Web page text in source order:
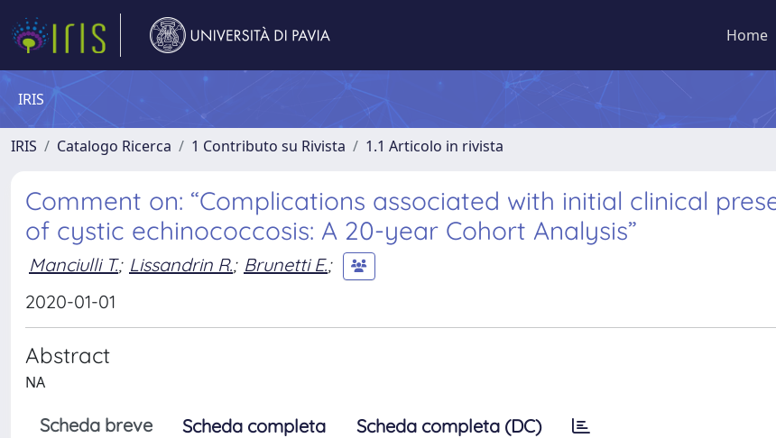
Home
IRIS
IRIS Catalogo Ricerca 1 Contributo su Rivista 1.1 Articolo in rivista
Comment on: “Complications associated with initial clinical
of cystic echinococcosis: A 20-year Cohort Analysis”
Manciulli T.; Lissandrin R.; Brunetti E.;
2020-01-01
Abstract
NA
Scheda breve Scheda completa Scheda completa (DC)